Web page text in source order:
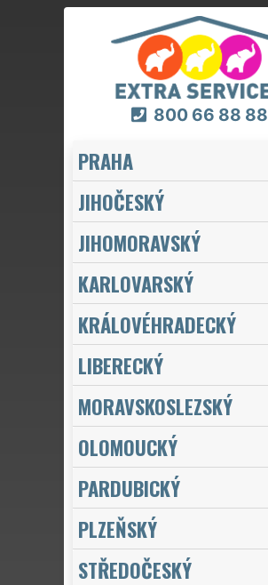
800 66 88 88
PRAHA
JIHOČESKÝ
JIHOMORAVSKÝ
KARLOVARSKÝ
KRÁLOVÉHRADECKÝ
LIBERECKÝ
MORAVSKOSLEZSKÝ
OLOMOUCKÝ
PARDUBICKÝ
PLZEŇSKÝ
STŘEDOČESKÝ